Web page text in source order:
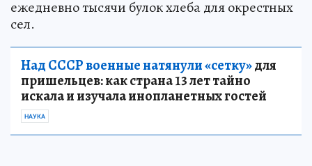
ежедневно тысячи булок хлеба для окрестных
сел.
Над СССР военные натянули «сетку»для
пришельцев: как страна 13 лет тайно
искала и изучала инопланетных гостей
НАУКА